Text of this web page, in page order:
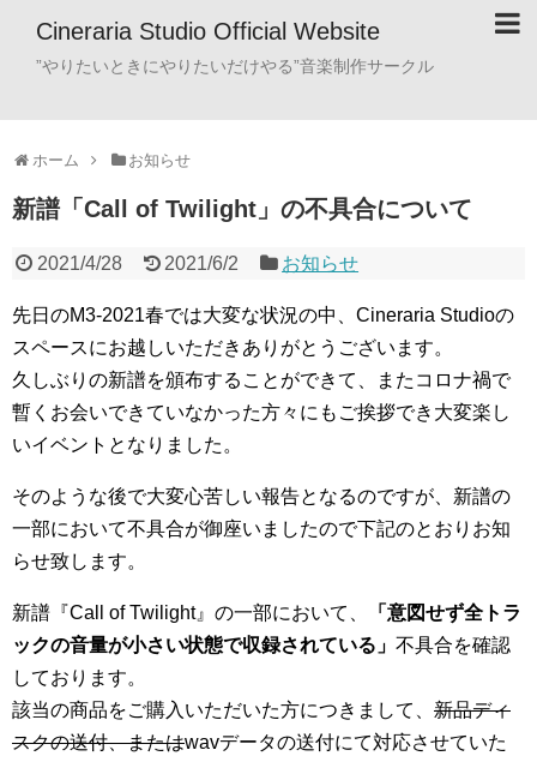
Cineraria Studio Official Website
”やりたいときにやりたいだけやる”音楽制作サークル
ホーム お知らせ
新譜「Call of Twilight」の不具合について
2021/4/28 2021/6/2 お知らせ
先日のM3-2021春では大変な状況の中、Cineraria Studioの
スペースにお越しいただきありがとうございます。
久しぶりの新譜を頒布することができて、またコロナ禍で
暫くお会いできていなかった方々にもご挨拶でき大変楽し
いイベントとなりました。
そのような後で大変心苦しい報告となるのですが、新譜の
一部において不具合が御座いましたので下記のとおりお知
らせ致します。
新譜『Call of Twilight』の一部において、
「意図せず全トラ
ックの音量が小さい状態で収録されている」 不具合を確認
しております。
該当の商品をご購入いただいた方につきまして、 新品ディ
スクの送付、またはwavデータの送付にて対応させていた